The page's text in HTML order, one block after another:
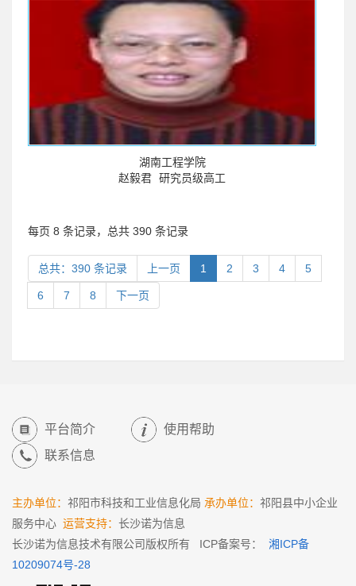
湖南工程学院
赵毅君 研究员级高工
每页 8 条记录，总共 390 条记录
总共：390 条记录 上一页 1 2 3 4 5
6 7 8 下一页
平台简介
使用帮助
联系信息
主办单位： 祁阳市科技和工业信息化局 承办单位： 祁阳县中小企业
服务中心 运营支持： 长沙诺为信息
长沙诺为信息技术有限公司版权所有 ICP备案号： 湘ICP备
10209074号-28